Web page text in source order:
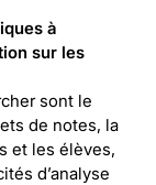
à
sur les
sont le
de notes, la
et les élèves,
d’analyse